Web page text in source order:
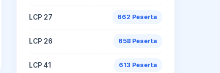
LCP 27 662 Peserta
LCP 26 658 Peserta
LCP 41 613 Peserta